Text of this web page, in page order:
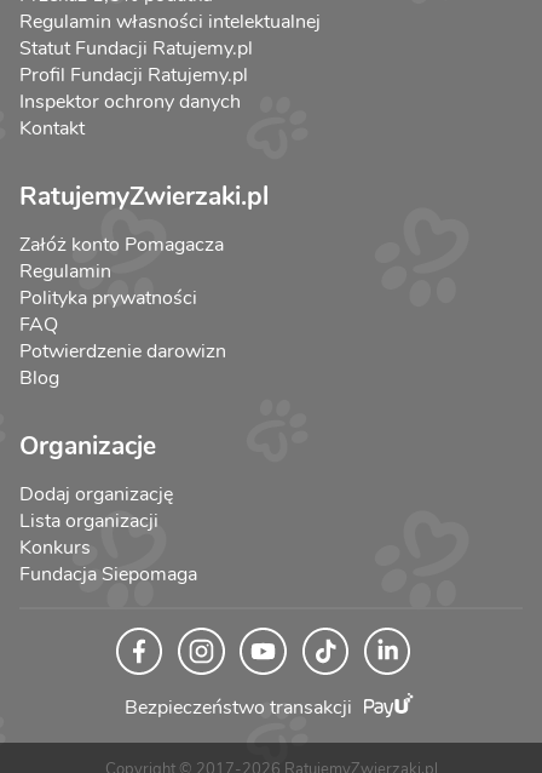
Regulamin własności intelektualnej
Statut Fundacji Ratujemy.pl
Profil Fundacji Ratujemy.pl
Inspektor ochrony danych
Kontakt
RatujemyZwierzaki.pl
Załóż konto Pomagacza
Regulamin
Polityka prywatności
FAQ
Potwierdzenie darowizn
Blog
Organizacje
Dodaj organizację
Lista organizacji
Konkurs
Fundacja Siepomaga
Bezpieczeństwo transakcji